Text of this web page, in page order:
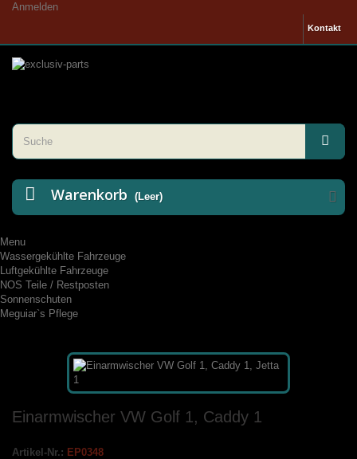
Anmelden
Kontakt
Warenkorb (Leer)
Menu
Wassergekühlte Fahrzeuge
Luftgekühlte Fahrzeuge
NOS Teile / Restposten
Sonnenschuten
Meguiar`s Pflege
Einarmwischer VW Golf 1, Caddy 1
Artikel-Nr.: EP0348